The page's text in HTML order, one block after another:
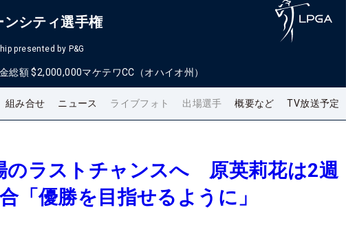
シティ選手権
presented by P&G
総額 $2,000,000マケテワCC（オハイオ州）
組み合せ ニュース ライブフォト 出場選手 概要など TV放送予定
のラストチャンスへ 原英莉花は2週
「優勝を目指せるように」